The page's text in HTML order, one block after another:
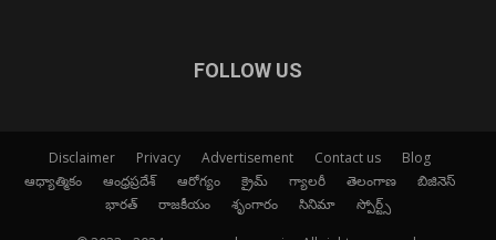
FOLLOW US
Disclaimer Privacy Advertisement Contact us
Blog
ఆధ్యాత్మికం
ఆంధ్రప్రదేశ్ ఆరోగ్యం క్రైమ్ గ్యాలరీ తెలంగాణ
బిజినెస్
భారత్
రాజకీయం శృంగారం సినిమా స్పోర్ట్స్